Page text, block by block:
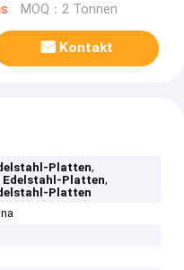
MOQ：2 Tonnen
Kontakt
Platten,
Edelstahl-Platten,
Platten